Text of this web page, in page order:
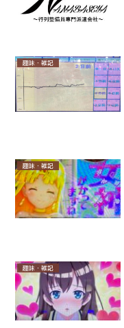
趣味・雑記
趣味・雑記
趣味・雑記